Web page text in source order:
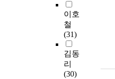
이호
철
(31)
김동
리
(30)